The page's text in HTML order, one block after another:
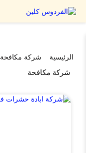
الرئيسية شركة مكافحة
شركة مكافحة